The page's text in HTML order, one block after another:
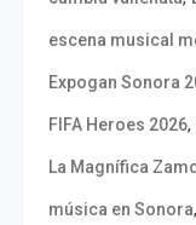
escena musical
Expogan Sonora
FIFA Heroes 2026,
La Magnífica
música en Sonora,